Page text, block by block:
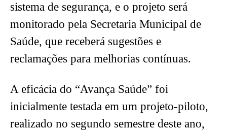
sistema de segurança, e o projeto será
monitorado pela Secretaria Municipal de
Saúde, que receberá sugestões e
reclamações para melhorias contínuas.
A eficácia do “Avança Saúde” foi
inicialmente testada em um projeto-piloto,
realizado no segundo semestre deste ano,